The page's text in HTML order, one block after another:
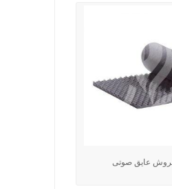
عایق صوتی